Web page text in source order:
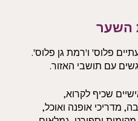
השער
פלוס' ו'רמת גן פלוס'.
עם תושבי האזור.
שכיף לקרוא,
מדריכי אופנה ואוכל,